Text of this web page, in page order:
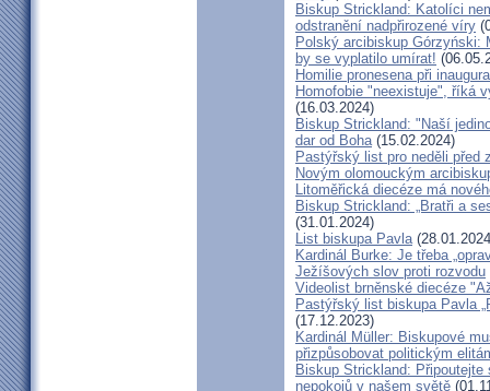
Biskup Strickland: Katolíci
odstranění nadpřirozené víry
Polský arcibiskup Górzyński:
by se vyplatilo umírat!
Homilie pronesena při
Homofobie "neexistuje", říká
(16.03.2024)
Biskup Strickland: "Naší
dar od Boha(15.02.2024)
Pastýřský list pro neděli před
Novým olomouckým
Litoměřická diecéze má
Biskup Strickland: „Bratři a
(31.01.2024)
List biskupa Pavla
Kardinál Burke: Je třeba
Ježíšových slov proti rozvodu
Videolist brněnské diecéze
Pastýřský list biskupa Pavla
(17.12.2023)
Kardinál Müller: Biskupové
přizpůsobovat politickým
Biskup Strickland:
nepokojů v našem světě